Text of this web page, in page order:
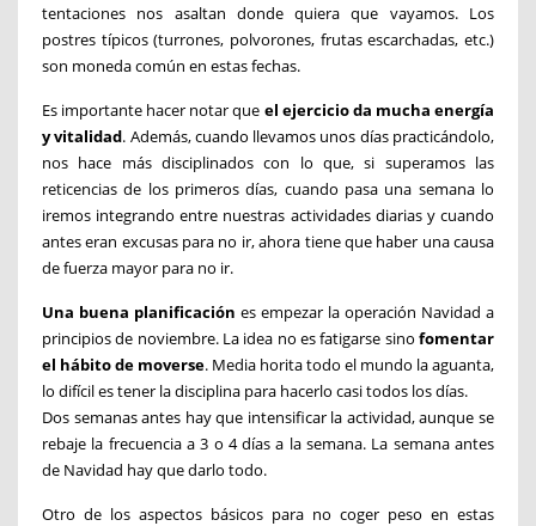
tentaciones nos asaltan donde quiera que vayamos. Los
postres típicos (turrones, polvorones, frutas escarchadas, etc.)
son moneda común en estas fechas.
Es importante hacer notar que el ejercicio da mucha energía
y vitalidad. Además, cuando llevamos unos días practicándolo,
nos hace más disciplinados con lo que, si superamos las
reticencias de los primeros días, cuando pasa una semana lo
iremos integrando entre nuestras actividades diarias y cuando
antes eran excusas para no ir, ahora tiene que haber una causa
de fuerza mayor para no ir.
Una buena planificación es empezar la operación Navidad a
principios de noviembre. La idea no es fatigarse sino fomentar
el hábito de moverse. Media horita todo el mundo la aguanta,
lo difícil es tener la disciplina para hacerlo casi todos los días.
Dos semanas antes hay que intensificar la actividad, aunque se
rebaje la frecuencia a 3 o 4 días a la semana. La semana antes
de Navidad hay que darlo todo.
Otro de los aspectos básicos para no coger peso en estas